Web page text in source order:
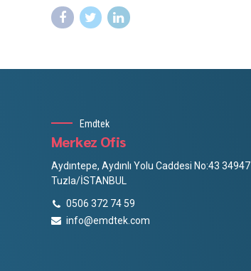
Emdtek
Merkez Ofis
Aydıntepe, Aydınlı Yolu Caddesi No:43 34947
Tuzla/İSTANBUL
0506 372 74 59
info@emdtek.com